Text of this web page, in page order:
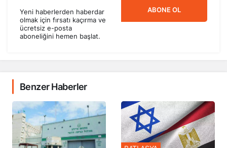
Yeni haberlerden haberdar
olmak için fırsatı kaçırma ve
ücretsiz e-posta
aboneliğini hemen başlat.
ABONE OL
Benzer Haberler